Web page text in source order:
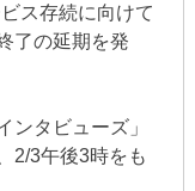
ス存続に向けて
了の延期を発
ンタビューズ」
2/3午後3時をも